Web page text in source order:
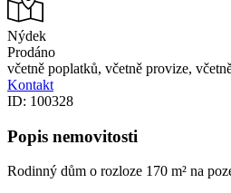
Nýdek
Prodáno
včetně poplatků, včetně provize,
Kontakt
ID: 100328
Popis nemovitosti
Rodinný dům o rozloze 170 m² na